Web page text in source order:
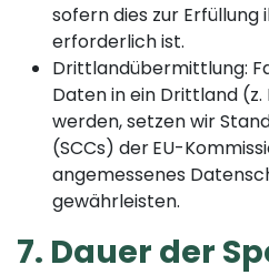
sofern dies zur Erfüllung
erforderlich ist.
Drittlandübermittlung:
Daten in ein Drittland
werden, setzen wir
(SCCs) derEU-
angemessenes
gewährleisten.
7. Dauer der